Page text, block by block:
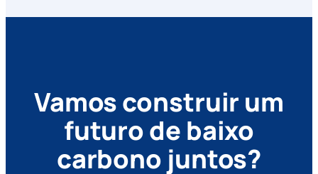
Vamos construir um
futuro de baixo
carbono juntos?